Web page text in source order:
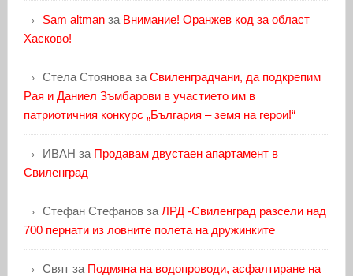
Sam altmanза Внимание! Оранжев код за област
Хасково!
Стела Стояноваза Свиленградчани, да подкрепим
Рая и Даниел Зъмбарови в участието им в
патриотичния конкурс „България – земя на герои!“
ИВАН за Продавам двустаен апартамент в
Свиленград
Стефан Стефановза ЛРД -Свиленград разсели над
700 пернати из ловните полета на дружинките
Святза Подмяна на водопроводи, асфалтиране на